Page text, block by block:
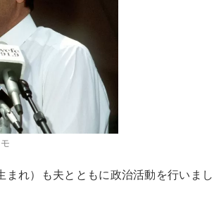
まれ）も夫とともに政治活動を行いまし